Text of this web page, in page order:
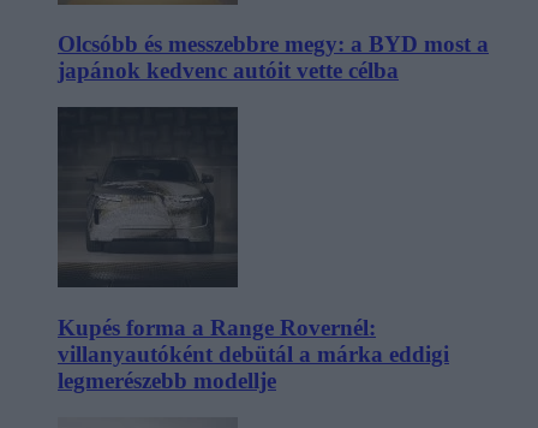
Olcsóbb és messzebbre megy: a BYD most a
japánok kedvenc autóit vette célba
Kupés forma a Range Rovernél:
villanyautóként debütál a márka eddigi
legmerészebb modellje